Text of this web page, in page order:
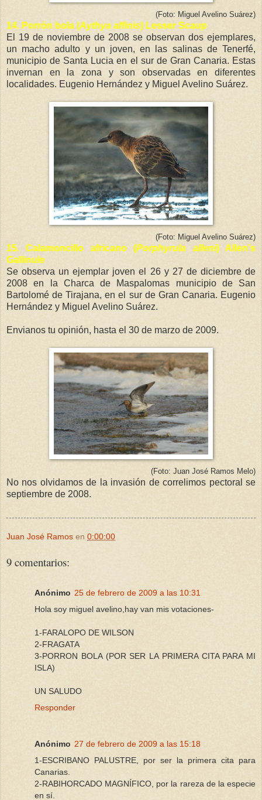
(Foto: Miguel Avelino Suárez)
14. Porrón bola (Aythya affinis) Lesser Scaup
El 19 de noviembre de 2008 se observan dos ejemplares,
un macho adulto y un joven, en las salinas de Tenerfé,
municipio de Santa Lucia en el sur de Gran Canaria. Estas
invernan en la zona y son observadas en diferentes
localidades. Eugenio Hernández y Miguel Avelino Suárez.
(Foto: Miguel Avelino Suárez)
15. Calamoncillo africano (Porphyrula alleni)Allen's
Gallinule
Se observa un ejemplar joven el 26 y 27 de diciembre de
2008 en la Charca de Maspalomas municipio de San
Bartolomé de Tirajana, en el sur de Gran Canaria. Eugenio
Hernández y Miguel Avelino Suárez.
Envianos tu opinión, hasta el 30 de marzo de 2009.
(Foto: Juan José Ramos Melo)
No nos olvidamos de la invasión de correlimos pectoral se
septiembre de 2008.
Juan José Ramos en 0:00:00
9 comentarios:
Anónimo 25 de febrero de 2009 a las 10:31
Hola soy miguel avelino,hay van mis votaciones-
1-FARALOPO DE WILSON
2-FRAGATA
3-PORRON BOLA (POR SER LA PRIMERA CITA PARA MI
ISLA)
UN SALUDO
Responder
Anónimo 27 de febrero de 2009 a las 15:18
1-ESCRIBANO PALUSTRE, por ser la primera cita para
Canarias.
2-RABIHORCADO MAGNÍFICO, por la rareza de la especie
en sí.